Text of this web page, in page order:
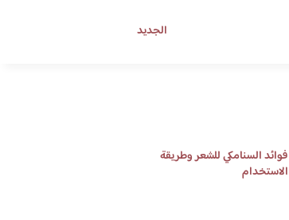
الجديد
فوائد السنامكي للشعر وطريقة
الاستخدام